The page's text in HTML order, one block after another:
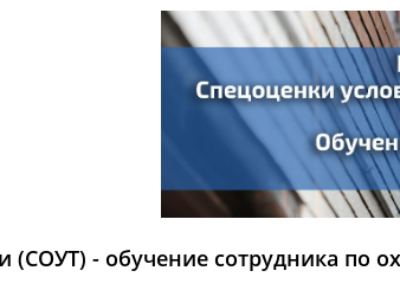
- обучение сотрудника по